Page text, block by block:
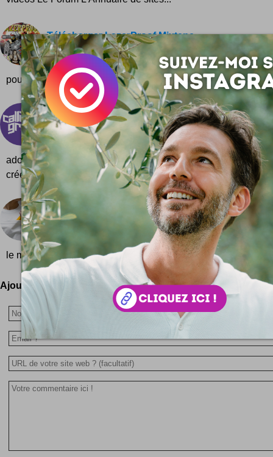
Télécharger LazerProof Mixtape
Gratuit les amis ! Major Lazer + La Roux en
tracklist de ce joli cadeau musical offert par le duo
pour Major Lazer + La Roux : Bu...
Calligraphr
Un bien bel outil pour réaliser rapidement des
une petite touche d'humanité en plus ! Les
adorer ce service en ligne pour le moins addictif :
créer...
T-shirt grande poche
Besoin d'une poche géante sur un T-shirt pour
iPad ? :) Voilà qui devrait faire l'affaire ! Hop, photo
le monsieur a assez de place pour ranger...
Ajoutez votre avis !